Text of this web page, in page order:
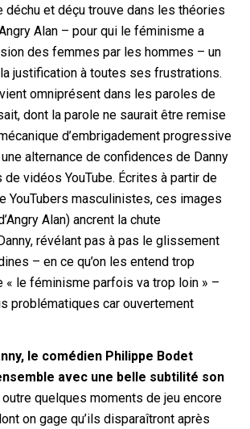
déchu et déçu trouve dans les théories
Alan – pour qui le féminisme a
des femmes par les hommes – un
justification à toutes ses frustrations.
omniprésent dans les paroles de
dont la parole ne saurait être remise
d’embrigadement progressive
alternance de confidences de Danny
vidéos YouTube. Écrites à partir de
YouTubers masculinistes, ces images
Alan) ancrent la chute
révélant pas à pas le glissement
– en ce qu’on les entend trop
« le féminisme parfois va trop loin » –
problématiques car ouvertement
le comédien Philippe Bodet
avec une belle subtilité son
outre quelques moments de jeu encore
on gage qu’ils disparaîtront après